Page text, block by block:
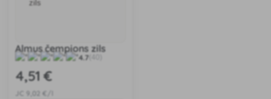
Almus čempions zils
4.7
4,51 €
9 ,02 €/l